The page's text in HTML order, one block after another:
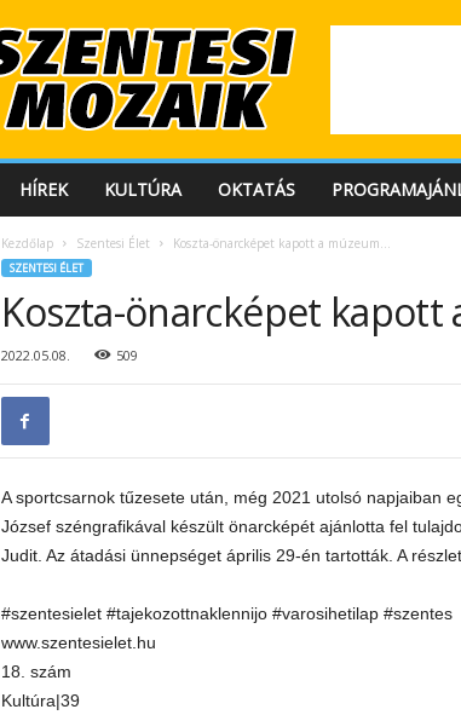
HÍREK KULTÚRA OKTATÁS
Kezdőlap Szentesi Élet Koszta-önarcképet kapott a múzeum…
SZENTESI ÉLET
Koszta-önarcképet
2022.05.08. 509
A sportcsarnok tűzesete után, még 2021 utolsó napjaiban
József széngrafikával készült önarcképét ajánlotta fel
Judit. Az átadási ünnepséget április 29-én tartották. A
#szentesielet #tajekozottnaklennijo #varosihetilap #szentes
www.szentesielet.hu
18. szám
Kultúra|39